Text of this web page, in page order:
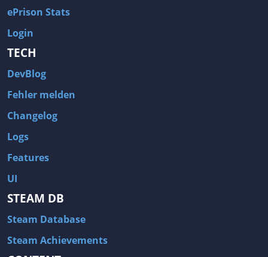
ePrison Stats
Login
TECH
DevBlog
Fehler melden
Changelog
Logs
Features
UI
STEAM DB
Steam Database
Steam Achievements